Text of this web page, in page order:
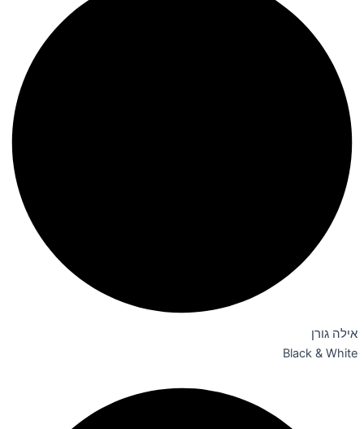
אילה גורן
Black & White